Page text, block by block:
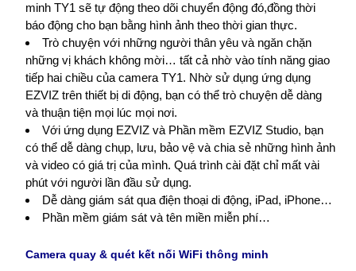
minh TY1 sẽ tự động theo dõi chuyển động đó,đồng thời
báo động cho bạn bằng hình ảnh theo thời gian thực.
Trò chuyện với những người thân yêu và ngăn chặn
những vị khách không mời… tất cả nhờ vào tính năng giao
tiếp hai chiều của camera TY1. Nhờ sử dụng ứng dụng
EZVIZ trên thiết bị di động, bạn có thể trò chuyện dễ dàng
và thuận tiện mọi lúc mọi nơi.
Với ứng dụng EZVIZ và Phần mềm EZVIZ Studio, bạn
có thể dễ dàng chụp, lưu, bảo vệ và chia sẻ những hình ảnh
và video có giá trị của mình. Quá trình cài đặt chỉ mất vài
phút với người lần đầu sử dụng.
Dễ dàng giám sát qua điện thoại di động, iPad, iPhone…
Phần mềm giám sát và tên miền miễn phí…
Camera quay & quét kết nối WiFi thông minh